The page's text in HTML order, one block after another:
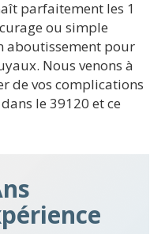
parfaitement les 1
ou simple
aboutissement pour
Nous venons à
de vos complications
le 39120 et ce